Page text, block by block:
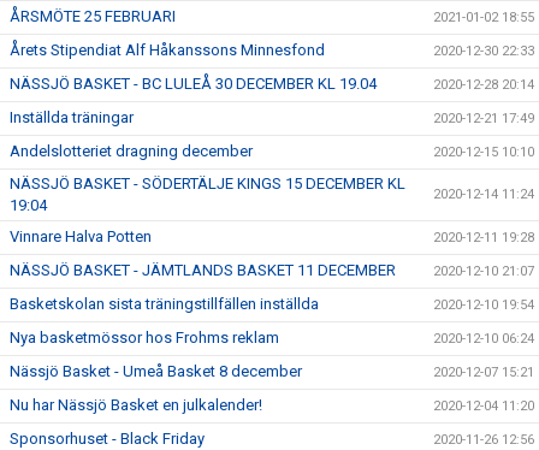
ÅRSMÖTE 25 FEBRUARI 2021-01-02 18:55
Årets Stipendiat Alf Håkanssons Minnesfond 2020-12-30 22:33
NÄSSJÖ BASKET - BC LULEÅ 30 DECEMBER KL 19.04 2020-12-28 20:14
Inställda träningar 2020-12-21 17:49
Andelslotteriet dragning december 2020-12-15 10:10
NÄSSJÖ BASKET - SÖDERTÄLJE KINGS 15 DECEMBER KL
19:04
2020-12-14 11:24
Vinnare Halva Potten 2020-12-11 19:28
NÄSSJÖ BASKET - JÄMTLANDS BASKET 11 DECEMBER 2020-12-10 21:07
Basketskolan sista träningstillfällen inställda 2020-12-10 19:54
Nya basketmössor hos Frohms reklam 2020-12-10 06:24
Nässjö Basket - Umeå Basket 8 december 2020-12-07 15:21
Nu har Nässjö Basket en julkalender! 2020-12-04 11:20
Sponsorhuset - Black Friday 2020-11-26 12:56